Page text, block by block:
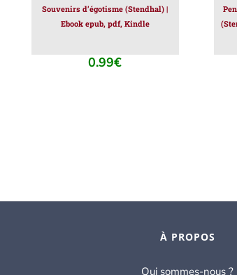
Souvenirs d’égotisme (Stendhal) |
Ebook epub, pdf, Kindle
0.99€
À PROPOS
Qui sommes-nous ?